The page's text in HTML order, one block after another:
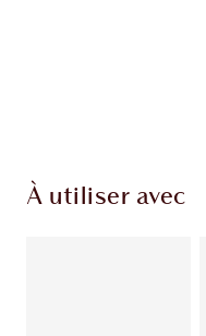
À utiliser avec